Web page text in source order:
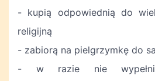
- kupią odpowiednią do
religijną
- zabiorą na pielgrzymkę do
- w razie nie